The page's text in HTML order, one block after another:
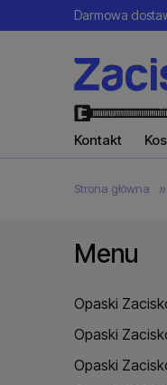
Darmowa
Kontakt
Strona główna »
Menu
Opaski
Opaski
Opaski